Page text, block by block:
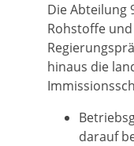
Die Abteilung
Rohstoffe
hinaus die
darauf